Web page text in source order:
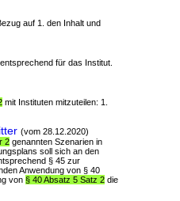
auf 1. den Inhalt und
für das Institut.
mit Instituten mitzuteilen: 1.
(vom 28.12.2020)
2 genannten Szenarien in
soll sich an den
§ 45 zur
Anwendung von § 40
von § 40 Absatz 5 Satz 2 die